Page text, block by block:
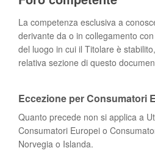
La competenza esclusiva a
derivante da o in collegamento
del luogo in cui il Titolare è
relativa sezione di questo
Eccezione per Consumatori
Quanto precede non si applica a
Consumatori Europei o
Norvegia o Islanda.